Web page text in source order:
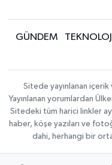
GÜNDEM
Sitede yayınlanan
Yayınlanan yorumlardan
Sitedeki tüm harici linkler
haber, köşe yazıları ve
dahi, herhangi bir